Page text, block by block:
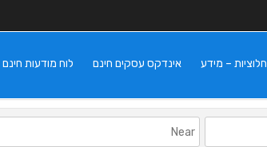
לוח מודעות חינם אינדקס עסקים חינם חלוציות – מידע